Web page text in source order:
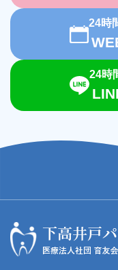
24時
24時